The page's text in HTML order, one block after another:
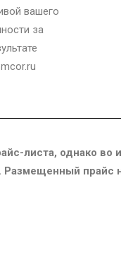
вашего
за
листа, однако
Размещенный